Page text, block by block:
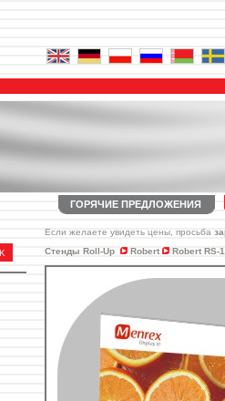
ГОРЯЧИЕ ПРЕДЛОЖЕНИЯ
Если желаете увидеть цены, просьба
Стенды Roll-Up
Robert Robert RS-